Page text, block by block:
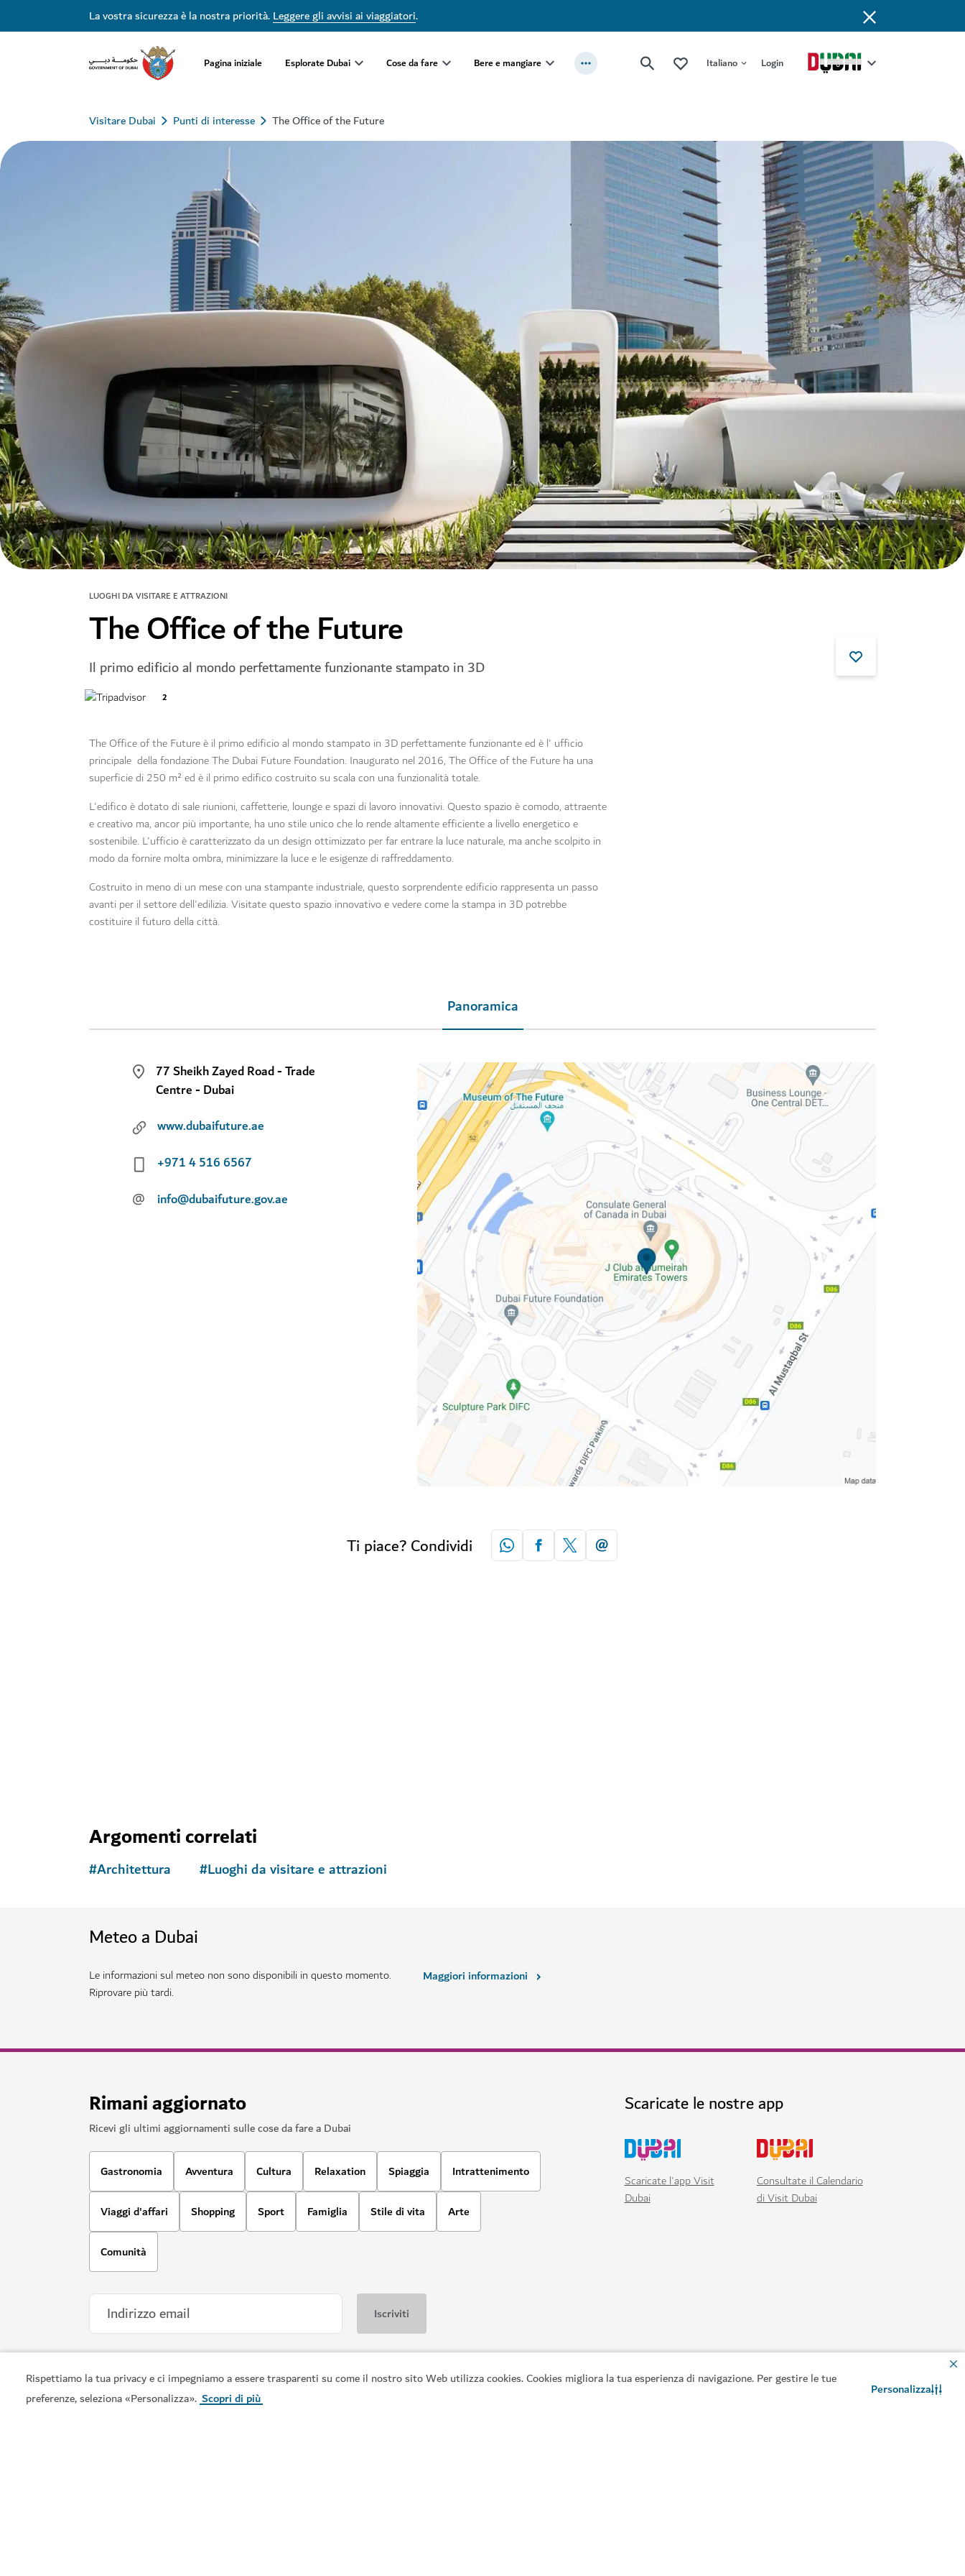
Rispettiamo la tua privacy e ci impegniamo a essere trasparenti su come il nostro sito Web utilizza cookies. Cookies migliora la tua esperienza di navigazione. Per gestire le tue
preferenze, seleziona «Personalizza». Scopri di più Personalizza
La vostra sicurezza è la nostra priorità.Leggere gli avvisi ai viaggiatori.
Pagina iniziale Esplorate Dubai Cose da fare Bere e mangiare Italiano Login
Visitare Dubai Punti di interesse The Office of the Future
LUOGHI DA VISITARE E ATTRAZIONI
The Office of the Future
Il primo edificio al mondo perfettamente funzionante stampato in 3D
2
The Office of the Future è il primo edificio al mondo stampato in 3D perfettamente funzionante ed è l' ufficio
principale della fondazione The Dubai Future Foundation. Inaugurato nel 2016, The Office of the Future ha una
superficie di 250 m² ed è il primo edifico costruito su scala con una funzionalità totale.
L'edifico è dotato di sale riunioni, caffetterie, lounge e spazi di lavoro innovativi. Questo spazio è comodo, attraente
e creativo ma, ancor più importante, ha uno stile unico che lo rende altamente efficiente a livello energetico e
sostenibile. L'ufficio è caratterizzato da un design ottimizzato per far entrare la luce naturale, ma anche scolpito in
modo da fornire molta ombra, minimizzare la luce e le esigenze di raffreddamento.
Costruito in meno di un mese con una stampante industriale, questo sorprendente edificio rappresenta un passo
avanti per il settore dell'edilizia. Visitate questo spazio innovativo e vedere come la stampa in 3D potrebbe
costituire il futuro della città.
Panoramica
77 Sheikh Zayed Road - Trade
Centre - Dubai
www.dubaifuture.ae
+971 4 516 6567
@ info@dubaifuture.gov.ae
Ti piace? Condividi
Argomenti correlati
#Architettura #Luoghi da visitare e attrazioni
Meteo a Dubai
Le informazioni sul meteo non sono disponibili in questo momento.
Riprovare più tardi.
Maggiori informazioni
Rimani aggiornato
Ricevi gli ultimi aggiornamenti sulle cose da fare a Dubai
Gastronomia Avventura Cultura Relaxation Spiaggia Intrattenimento
Viaggi d'affari Shopping Sport Famiglia Stile di vita Arte
Comunità
Scaricate le nostre app
Scaricate l'app Visit
Dubai
Consultate il Calendario
di Visit Dubai